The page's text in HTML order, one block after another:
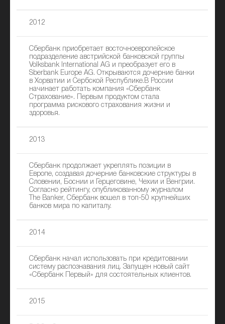
2012
Сбербанк приобретает восточноевропейское
подразделение австрийской банковской группы
Volksbank International AG и преобразует его в
Sberbank Europe AG. Открываются дочерние банки
в Хорватии и Сербской Республике.В России
начинает работать компания «Сбербанк
Страхование». Первым продуктом стала
программа рискового страхования жизни и
здоровья.
2013
Сбербанк продолжает укреплять позиции в
Европе, создавая дочерние банковские структуры в
Словении, Боснии и Герцеговине, Чехии и Венгрии.
Согласно рейтингу, опубликованному журналом
The Banker, Сбербанк вошел в топ-50 крупнейших
банков мира по капиталу.
2014
Сбербанк начал использовать при кредитовании
систему распознавания лиц. Запущен новый сайт
«Сбербанк Первый» для состоятельных клиентов.
2015